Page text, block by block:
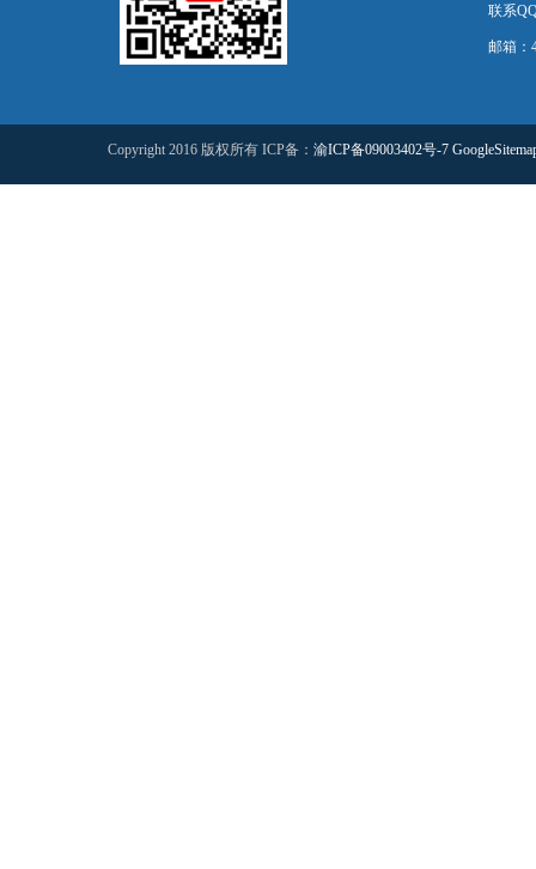
联系
邮箱：
Copyright 2016 版权所有 ICP备： 渝ICP备09003402号-7